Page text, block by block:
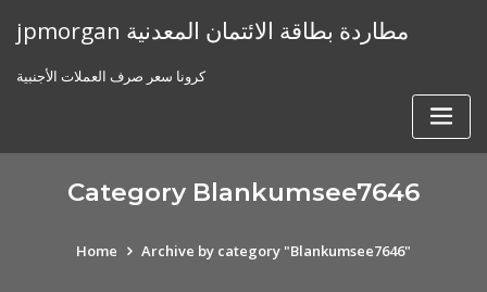
jpmorgan مطاردة بطاقة الائتمان المعدنية
كرونا سعر صرف العملات الأجنبية
Category Blankumsee7646
Home Archive by category "Blankumsee7646"